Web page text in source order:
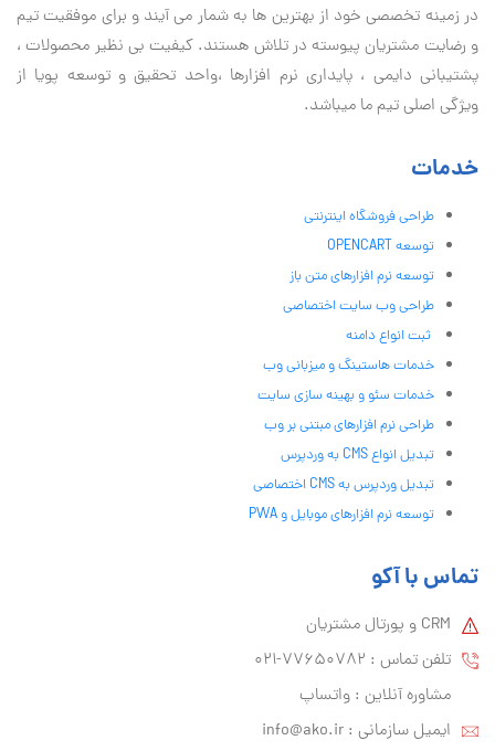
در زمینه تخصصی خود از بهترین ها به شمار می آیند و برای موفقیت تيم
و رضایت مشتریان پیوسته در تلاش هستند. کیفیت بی نظير محصولات ،
پشتیبانی دايمی ، پایداری نرم افزارها ،واحد تحقیق و توسعه پویا از
ویژگی اصلی تیم ما میباشد.
خدمات
طراحی فروشگاه اینترنتی
توسعه OPENCART
توسعه نرم افزارهای متن باز
طراحی وب سایت اختصاصی
ثبت انواع دامنه
خدمات هاستینگ و میزبانی وب
خدمات سئو و بهینه سازی سایت
طراحی نرم افزارهای مبتنی بر وب
تبدیل انواع CMS به وردپرس
تبدیل وردپرس به CMS اختصاصی
توسعه نرم افزارهای موبایل و PWA
تماس با آکو
CRM و پورتال مشتریان
تلفن تماس :‌ 77650782-021
مشاوره آنلاین : واتساپ
ایمیل سازمانی :‌ info@ako.ir